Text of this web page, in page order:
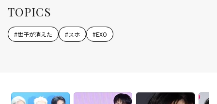
TOPICS
#世子が消えた #スホ #EXO